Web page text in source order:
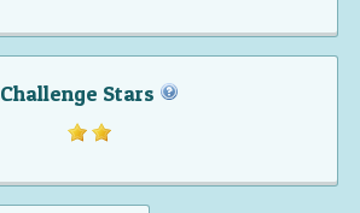
Challenge Stars